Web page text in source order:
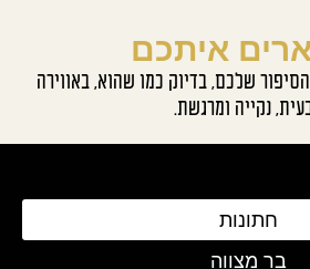
איתכם
בדיוק כמו שהוא, באווירה
ומרגשת.
מצווה